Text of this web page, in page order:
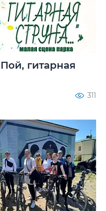
гитарная
311